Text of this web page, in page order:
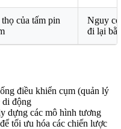
của tấm pin
Nguy
đi lại
điều khiển cụm (quản lý
di động
dựng các mô hình tương
tối ưu hóa các chiến lược